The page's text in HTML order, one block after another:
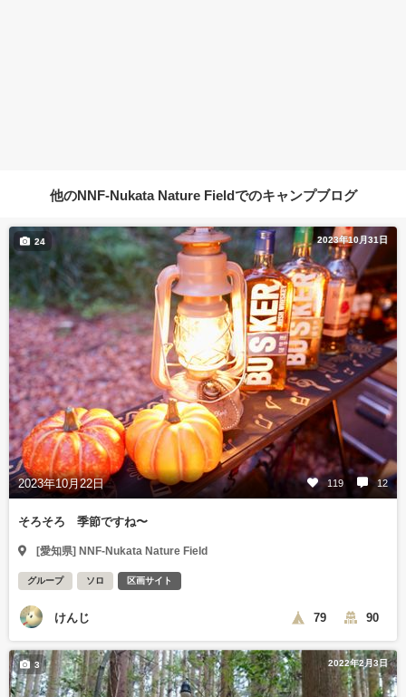
他のNNF-Nukata Nature Fieldでのキャンプブログ
2023年10月31日
2023年10月22日 119 12
24
そろそろ 季節ですね〜
[愛知県] NNF-Nukata Nature Field
グループ ソロ 区画サイト
けんじ 79 90
2022年2月3日
3